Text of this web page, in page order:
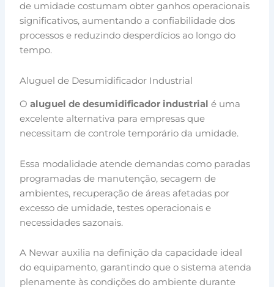
de umidade costumam obter ganhos operacionais
significativos, aumentando a confiabilidade dos
processos e reduzindo desperdícios ao longo do
tempo.
Aluguel de Desumidificador Industrial
Oaluguel de desumidificador industrial é uma
excelente alternativa para empresas que
necessitam de controle temporário da umidade.
Essa modalidade atende demandas como paradas
programadas de manutenção, secagem de
ambientes, recuperação de áreas afetadas por
excesso de umidade, testes operacionais e
necessidades sazonais.
A Newar auxilia na definição da capacidade ideal
do equipamento, garantindo que o sistema atenda
plenamente às condições do ambiente durante